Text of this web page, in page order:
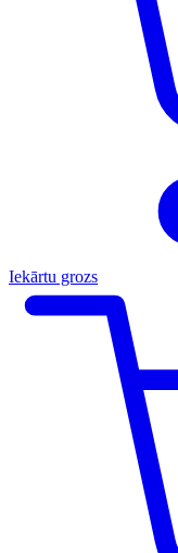
Iekārtu grozs